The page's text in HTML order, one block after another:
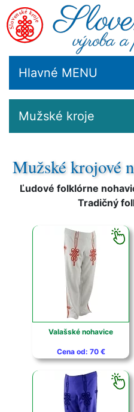
Hlavné MENU
Mužské kroje
Mužské krojové
Ľudové folklórne
Tradičný
Valašské nohavice
Cena od: 70 €